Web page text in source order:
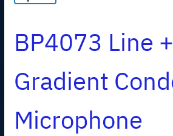
BP4073 Line +
Gradient
Microphone